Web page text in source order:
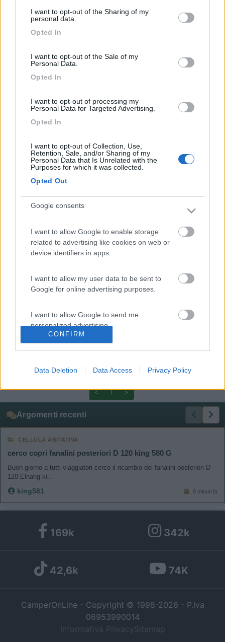
not limited to your visit or usage behaviour. You may click to
use your data for below specified purposes in below Google
I want to opt-out of the Sharing of my
personal data.
Opted In
I want to opt-out of the Sale of my
Personal Data.
Opted In
I want to opt-out of processing my
Personal Data for Targeted Advertising.
Opted In
I want to opt-out of Collection, Use,
Retention, Sale, and/or Sharing of my
Personal Data that Is Unrelated with the
Purposes for which it was collected.
Opted Out
Google consents
I want to allow Google to enable storage
related to advertising like cookies on web or
device identifiers in apps.
I want to allow my user data to be sent to
Google for online advertising purposes.
I want to allow Google to send me
personalized advertising.
I want to allow Google to enable storage
device identifiers in apps.
I want to allow Google to enable storage
I want to allow Google to enable storage
related to security, including authentication
functionality and fraud prevention, and other
user protection.
CONFIRM
Data Deletion Data Access Privacy Policy
Buon viaggio
141161
35
a settembre ho sostato al bluegreen village. carina la
posizione.....con la moto abbiamo girato in lungo e largo della
penisola... ma il nube d argento è forse il piu comodo per chi
penisola...Visitate punta campanella...bellissima
maurice60
256
Inserito il30/05/2017
Sconsigliato. Potresti andare a Sorrento al NUbe d'Argento,
meglio con il treno da Pomepi Zeus. Da Sorrento subito fuori la
Venti anni fa riuscii ad andare a Ravello e dormirci, nella sosta in
alto !! Forse con un camperino ...
PROMOfino al 18/08/26
Area Sosta Camper Orobie
Ardesio(BG)
< 1 >
Argomenti recenti
CELLULA ABITATIVA
cerco copri fanalini posteriori D 120 king 580 G
Buon giorno a tutti viaggiatori cerco il ricambio dei fanalini posteriori D
120 Elnahg ki...
king581 8 minuti fa
169k 342k
42,6k 74K
CamperOnLine - Copyright © 1998-2026 - P.Iva
06953990014
Informativa Privacy Sitemap